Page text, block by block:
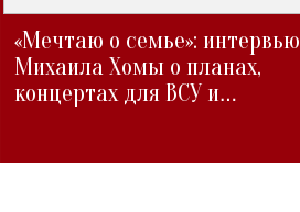
«Мечтаю о семье»: интервью
Михаила Хомы о планах,
концертах для ВСУ и